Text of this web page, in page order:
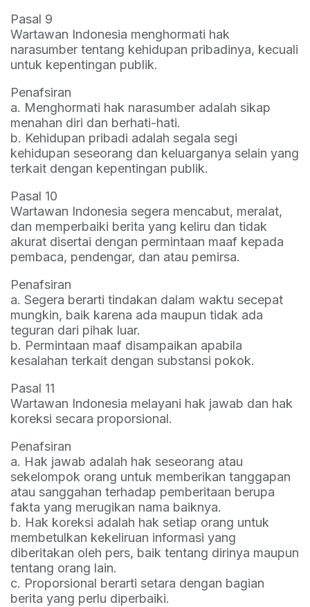
Pasal 9
Wartawan Indonesia menghormati hak
narasumber tentang kehidupan pribadinya, kecuali
untuk kepentingan publik.
Penafsiran
a. Menghormati hak narasumber adalah sikap
menahan diri dan berhati-hati.
b. Kehidupan pribadi adalah segala segi
kehidupan seseorang dan keluarganya selain yang
terkait dengan kepentingan publik.
Pasal 10
Wartawan Indonesia segera mencabut, meralat,
dan memperbaiki berita yang keliru dan tidak
akurat disertai dengan permintaan maaf kepada
pembaca, pendengar, dan atau pemirsa.
Penafsiran
a. Segera berarti tindakan dalam waktu secepat
mungkin, baik karena ada maupun tidak ada
teguran dari pihak luar.
b. Permintaan maaf disampaikan apabila
kesalahan terkait dengan substansi pokok.
Pasal 11
Wartawan Indonesia melayani hak jawab dan hak
koreksi secara proporsional.
Penafsiran
a. Hak jawab adalah hak seseorang atau
sekelompok orang untuk memberikan tanggapan
atau sanggahan terhadap pemberitaan berupa
fakta yang merugikan nama baiknya.
b. Hak koreksi adalah hak setiap orang untuk
membetulkan kekeliruan informasi yang
diberitakan oleh pers, baik tentang dirinya maupun
tentang orang lain.
c. Proporsional berarti setara dengan bagian
berita yang perlu diperbaiki.